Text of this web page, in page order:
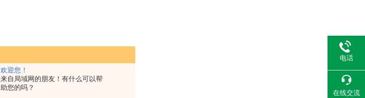
欢迎您！
来自局域网的朋友！有什么可以帮
助您的吗？
电话
在线交流